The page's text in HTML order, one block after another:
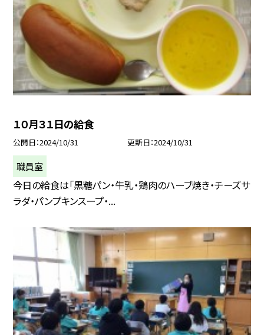
１０月３１日の給食
公開日 2024/10/31 更新日 2024/10/31
職員室
今日の給食は「黒糖パン・牛乳・鶏肉のハーブ焼き・チーズサ
ラダ・パンプキンスープ・...